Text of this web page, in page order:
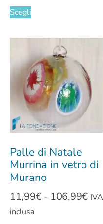
Scegli
Palle di Natale
Murrina in vetro di
Murano
11,99€ - 106,99€ IVA
inclusa